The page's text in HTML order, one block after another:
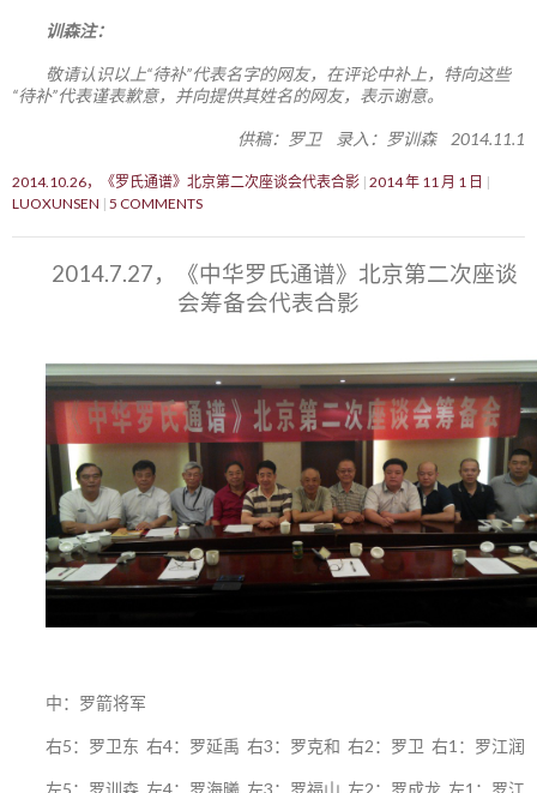
训森注：
敬请认识以上“待补”代表名字的网友，在评论中补上，特向这些
“待补”代表谨表歉意，并向提供其姓名的网友，表示谢意。
供稿：罗卫 录入：罗训森 2014.11.1
2014.10.26，《罗氏通谱》北京第二次座谈会代表合影 2014 年 11 月 1 日
LUOXUNSEN 5 COMMENTS
2014.7.27，《中华罗氏通谱》北京第二次座谈
会筹备会代表合影
中：罗箭将军
右5：罗卫东 右4：罗延禹 右3：罗克和 右2：罗卫 右1：罗江润